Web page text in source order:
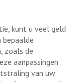
kunt u veel geld
bepaalde
zoals de
aanpassingen
van uw